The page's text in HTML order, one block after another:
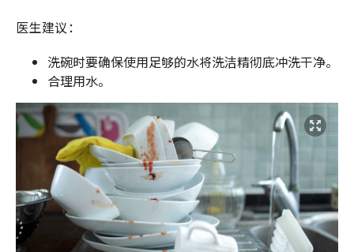
医生建议：
洗碗时要确保使用足够的水将洗洁精彻底冲洗干净。
合理用水。